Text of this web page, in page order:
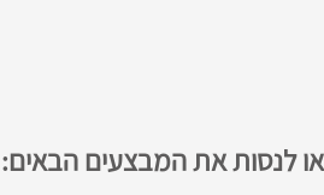
לנסות את המבצעים הבאים: